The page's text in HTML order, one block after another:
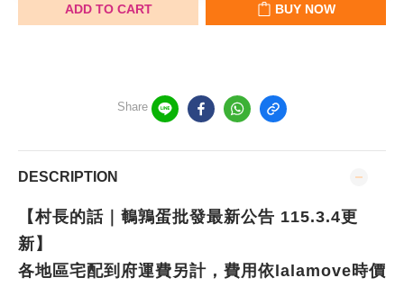
ADD TO CART BUY NOW
Share
DESCRIPTION
【村長的話｜鵪鶉蛋批發最新公告 115.3.4更
新】
各地區宅配到府運費另計，費用依lalamove時價